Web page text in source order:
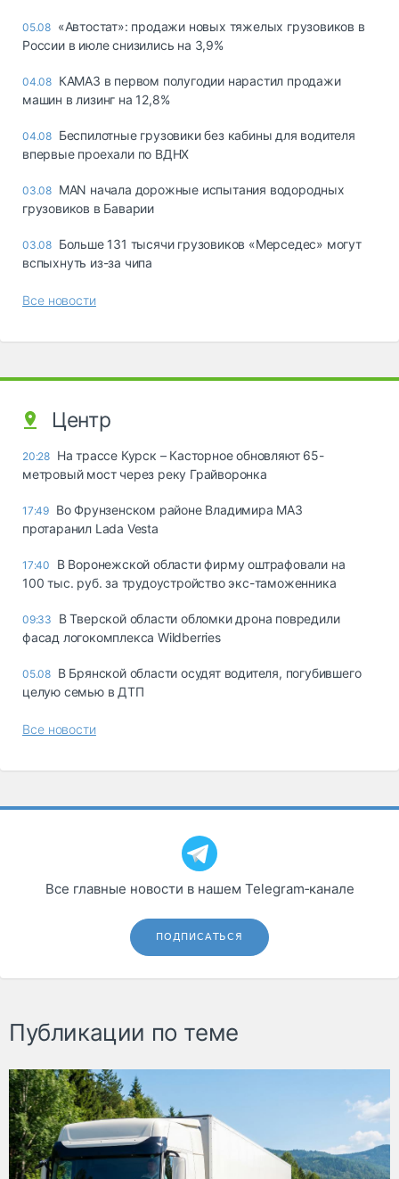
05.08 «Автостат»: продажи новых тяжелых грузовиков в
России в июле снизились на 3,9%
04.08 КАМАЗ в первом полугодии нарастил продажи
машин в лизинг на 12,8%
04.08 Беспилотные грузовики без кабины для водителя
впервые проехали по ВДНХ
03.08 MAN начала дорожные испытания водородных
грузовиков в Баварии
03.08 Больше 131 тысячи грузовиков «Мерседес» могут
вспыхнуть из-за чипа
Все новости
Центр
20:28 На трассе Курск – Касторное обновляют 65-
метровый мост через реку Грайворонка
17:49 Во Фрунзенском районе Владимира МАЗ
протаранил Lada Vesta
17:40
В Воронежской области фирму оштрафовали на
100 тыс. руб. за трудоустройство экс-таможенника
09:33
В Тверской области обломки дрона повредили
фасад логокомплекса Wildberries
05.08 В Брянской области осудят водителя, погубившего
целую семью в ДТП
Все новости
Все главные новости в нашем Telegram‑канале
ПОДПИСАТЬСЯ
Публикации по теме